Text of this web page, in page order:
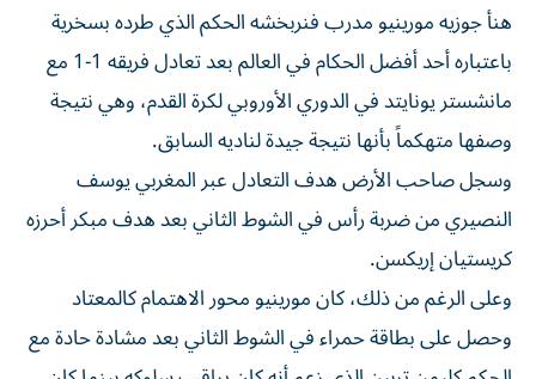
هنأ جوزيه مورينيو مدرب فنربخشه الحكم الذي طرده بسخرية
باعتباره أحد أفضل الحكام في العالم بعد تعادل فريقه 1-1 مع
مانشستر يونايتد في الدوري الأوروبي لكرة القدم، وهي نتيجة
وصفها متهكماً بأنها نتيجة جيدة لناديه السابق.
وسجل صاحب الأرض هدف التعادل عبر المغربي يوسف
النصيري من ضربة رأس في الشوط الثاني بعد هدف مبكر أحرزه
كريستيان إريكسن.
وعلى الرغم من ذلك، كان مورينيو محور الاهتمام كالمعتاد
وحصل على بطاقة حمراء في الشوط الثاني بعد مشادة حادة مع